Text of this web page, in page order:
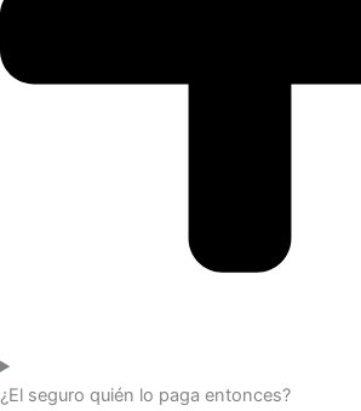
¿El seguro quién lo paga entonces?